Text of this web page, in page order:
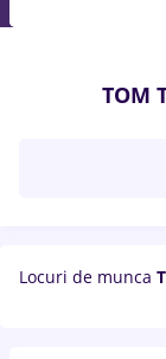
TOM
Locuri de munca